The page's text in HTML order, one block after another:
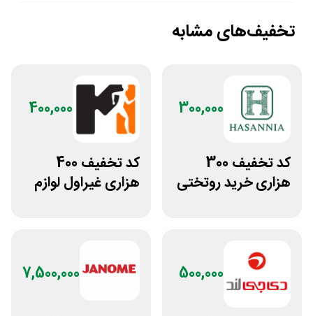
تخفیف‌های مشابه
300,000
کد تخفیف 300
هزاری خرید روتختی
400,000
کد تخفیف 400
هزاری غیراول لوازم
500,000
7,500,000